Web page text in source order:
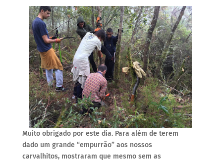
Muito obrigado por este dia. Para além de terem
dado um grande “empurrão” aos nossos
carvalhitos, mostraram que mesmo sem as